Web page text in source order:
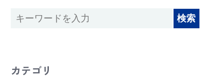
カテゴリ